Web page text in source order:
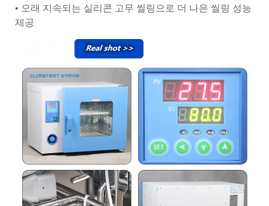
• 오래 지속되는 실리콘 고무 씰링으로 더 나은 씰링 성능
제공